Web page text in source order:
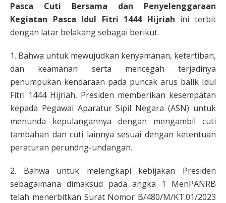
Pasca Cuti Bersama dan Penyelenggaraan
Kegiatan Pasca Idul Fitri 1444 Hijriah ini terbit
dengan latar belakang sebagai berikut.
1. Bahwa untuk mewujudkan kenyamanan, ketertiban,
dan keamanan serta mencegah terjadinya
penumpukan kendaraan pada puncak arus balik Idul
Fitri 1444 Hijriah, Presiden memberikan kesempatan
kepada Pegawai Aparatur Sipil Negara (ASN) untuk
menunda kepulangannya dengan mengambil cuti
tambahan dan cuti lainnya sesuai dengan ketentuan
peraturan perundng-undangan.
2. Bahwa untuk melengkapi kebijakan Presiden
sebagaimana dimaksud pada angka 1 MenPANRB
telah menerbitkan Surat Nomor B/480/M/KT.01/2023